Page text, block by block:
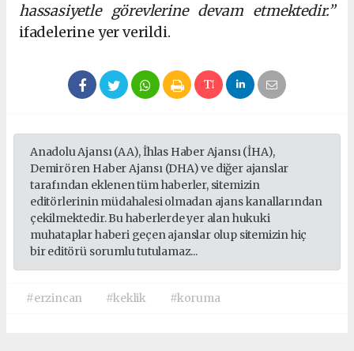
hassasiyetle görevlerine devam etmektedir.”
ifadelerine yer verildi.
Anadolu Ajansı (AA), İhlas Haber Ajansı (İHA),
Demirören Haber Ajansı (DHA) ve diğer ajanslar
tarafından eklenen tüm haberler, sitemizin
editörlerinin müdahalesi olmadan ajans kanallarından
çekilmektedir. Bu haberlerde yer alan hukuki
muhataplar haberi geçen ajanslar olup sitemizin hiç
bir editörü sorumlu tutulamaz...
#erzincan #keklik #koruma